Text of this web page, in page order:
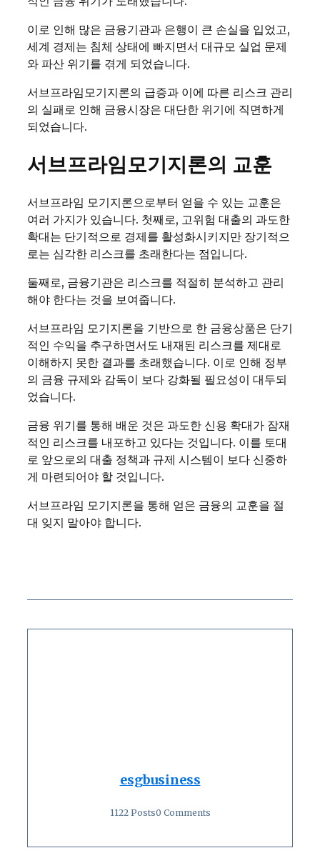
이로 인해 많은 금융기관과 은행이 큰 손실을 입었고,
세계 경제는 침체 상태에 빠지면서 대규모 실업 문제
와 파산 위기를 겪게 되었습니다.
서브프라임모기지론의 급증과 이에 따른 리스크 관리
의 실패로 인해 금융시장은 대단한 위기에 직면하게
되었습니다.
서브프라임모기지론의 교훈
서브프라임 모기지론으로부터 얻을 수 있는 교훈은
여러 가지가 있습니다. 첫째로, 고위험 대출의 과도한
확대는 단기적으로 경제를 활성화시키지만 장기적으
로는 심각한 리스크를 초래한다는 점입니다.
둘째로, 금융기관은 리스크를 적절히 분석하고 관리
해야 한다는 것을 보여줍니다.
서브프라임 모기지론을 기반으로 한 금융상품은 단기
적인 수익을 추구하면서도 내재된 리스크를 제대로
이해하지 못한 결과를 초래했습니다. 이로 인해 정부
의 금융 규제와 감독이 보다 강화될 필요성이 대두되
었습니다.
금융 위기를 통해 배운 것은 과도한 신용 확대가 잠재
적인 리스크를 내포하고 있다는 것입니다. 이를 토대
로 앞으로의 대출 정책과 규제 시스템이 보다 신중하
게 마련되어야 할 것입니다.
서브프라임 모기지론을 통해 얻은 금융의 교훈을 절
대 잊지 말아야 합니다.
esgbusiness
1122 Posts0 Comments